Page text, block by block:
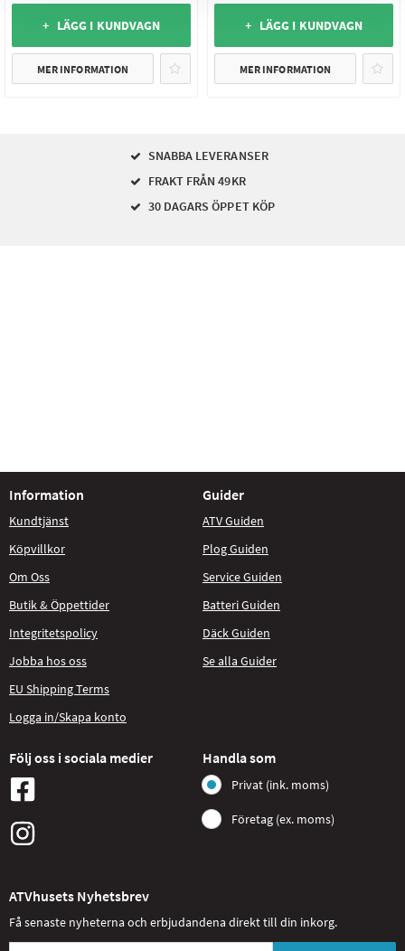
+ LÄGG I KUNDVAGN
MER INFORMATION
+ LÄGG I KUNDVAGN
MER INFORMATION
SNABBA LEVERANSER
FRAKT FRÅN 49KR
30 DAGARS ÖPPET KÖP
Information
Kundtjänst
Köpvillkor
Om Oss
Butik & Öppettider
Integritetspolicy
Jobba hos oss
EU Shipping Terms
Logga in/Skapa konto
Guider
ATV Guiden
Plog Guiden
Service Guiden
Batteri Guiden
Däck Guiden
Se alla Guider
Följ oss i sociala medier Handla som
Privat (ink. moms)
Företag (ex. moms)
ATVhusets Nyhetsbrev
Få senaste nyheterna och erbjudandena direkt till din inkorg.